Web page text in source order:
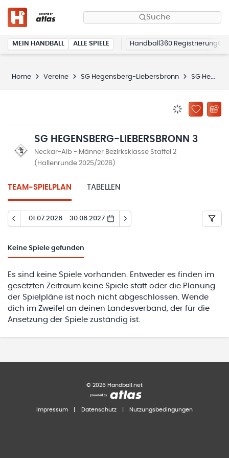
Suche
MEIN HANDBALL ALLE SPIELE Handball360 Registrierung
Home Vereine SG Hegensberg-Liebersbronn SG Hegensberg-Liebersbronn 3
ZU
SG HEGENSBERG-LIEBERSBRONN 3
Neckar-Alb - Männer Bezirksklasse Staffel 2
(Hallenrunde 2025/2026)
TEAM-SPIELPLAN TABELLEN
01.07.2026 - 30.06.2027
Keine Spiele gefunden
Es sind keine Spiele vorhanden. Entweder es finden im
gesetzten Zeitraum keine Spiele statt oder die Planung
der Spielpläne ist noch nicht abgeschlossen. Wende
dich im Zweifel an deinen Landesverband, der für die
Ansetzung der Spiele zuständig ist.
© 2026 Handball.net
Impressum Datenschutz Nutzungsbedingungen